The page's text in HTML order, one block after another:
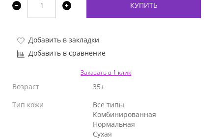
КУПИТЬ
Добавить в закладки
Добавить в сравнение
Заказать в 1 клик
Возраст
35+
Тип кожи
Все типы
Комбинированная
Нормальная
Сухая